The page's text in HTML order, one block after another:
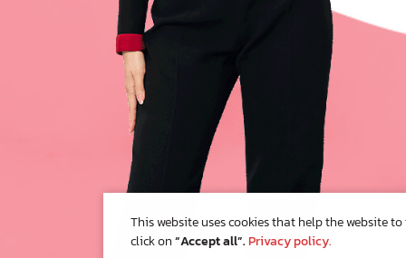
This website uses cookies that help the website
click on“Accept all”.Privacy policy.